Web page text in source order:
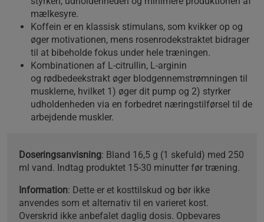
mælkesyre.
Koffein er en klassisk stimulans, som kvikker op og
øger motivationen, mens rosenrodekstraktet bidrager
til at bibeholde fokus under hele træningen.
Kombinationen af L-citrullin, L-arginin
og rødbedeekstrakt øger blodgennemstrømningen til
musklerne, hvilket 1) øger dit pump og 2) styrker
udholdenheden via en forbedret næringstilførsel til de
arbejdende muskler.
Doseringsanvisning: Bland 16,5 g (1 skefuld) med 250
ml vand. Indtag produktet 15-30 minutter før træning.
Information: Dette er et kosttilskud og bør ikke
anvendes som et alternativ til en varieret kost.
Overskrid ikke anbefalet daglig dosis. Opbevares